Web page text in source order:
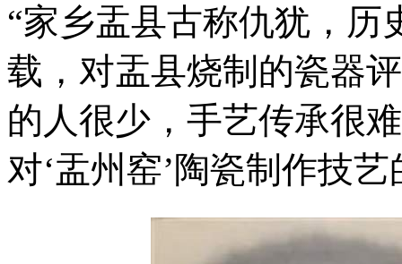
“家乡盂县古称仇犹，历
载，对盂县烧制的瓷器
的人很少，手艺传承很
对‘盂州窑’陶瓷制作技